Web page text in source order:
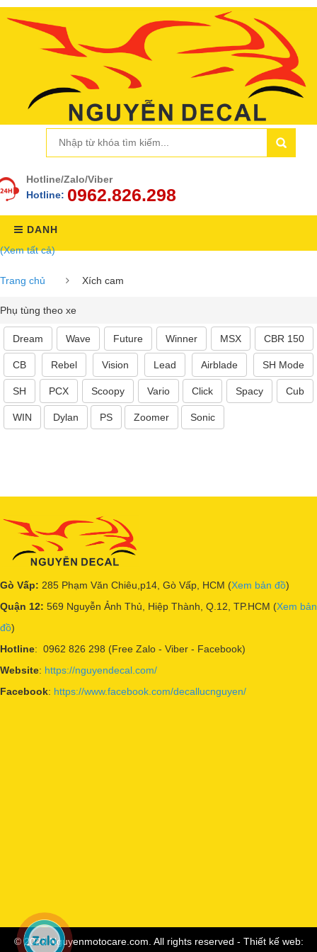
Hotline/Zalo/Viber
Hotline: 0962.826.298
DANH
(Xem tất cả)
Trang chủ Xích cam
Phụ tùng theo xe
Dream Wave Future Winner MSX CBR 150
CB Rebel Vision Lead Airblade SH Mode
SH PCX Scoopy Vario Click Spacy Cub
WIN Dylan PS Zoomer Sonic
Gò Vấp: 285 Phạm Văn Chiêu,p14, Gò Vấp, HCM (Xem bản đồ)
Quận 12: 569 Nguyễn Ảnh Thủ, Hiệp Thành, Q.12, TP.HCM (Xem bản
đồ)
Hotline: 0962 826 298 (Free Zalo - Viber - Facebook)
Website: https://nguyendecal.com/
Facebook: https://www.facebook.com/decallucnguyen/
© 2023 Nguyenmotocare.com. All rights reserved - Thiết kế web: